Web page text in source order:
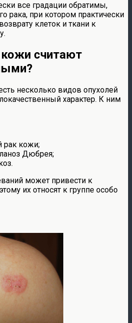
все градации обратимы,
рака, при котором практически
клеток и ткани к
кожи считают
несколько видов опухолей
характер. К ним
рак кожи;
Дюбрея;
может привести к
их относят к группе особо